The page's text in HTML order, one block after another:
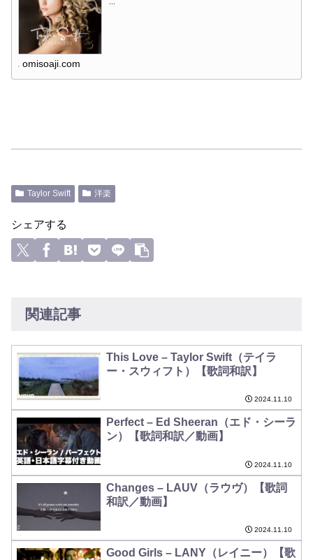
omisoaji.com
Taylor Swift 洋楽
シェアする
関連記事
This Love – Taylor Swift（テイラ
ー・スウィフト）【歌詞和訳】
2024.11.10
Perfect – Ed Sheeran（エド・シーラ
ン）【歌詞和訳／動画】
2024.11.10
Changes – LAUV（ラウヴ）【歌詞
和訳／動画】
2024.11.10
Good Girls – LANY（レイニー）【歌